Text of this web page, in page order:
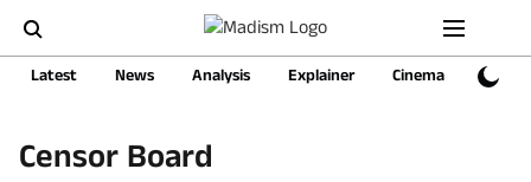
Latest News Analysis Explainer Cinema Sports
Censor Board